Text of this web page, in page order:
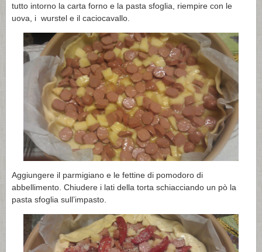
tutto intorno la carta forno e la pasta sfoglia, riempire con le
uova, i wurstel e il caciocavallo.
Aggiungere il parmigiano e le fettine di pomodoro di
abbellimento. Chiudere i lati della torta schiacciando un pò la
pasta sfoglia sull’impasto.